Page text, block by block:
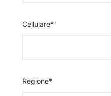
Cellulare*
Regione*